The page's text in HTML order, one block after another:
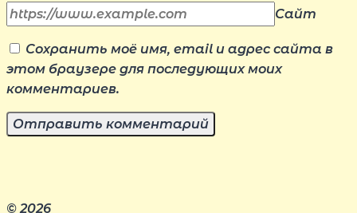
Сайт
Сохранить моё имя, email и адрес сайта в
этом браузере для последующих моих
комментариев.
© 2026